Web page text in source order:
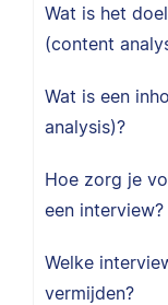
Wat is het
(content
Wat is een
analysis)?
Hoe zorg je
een interview?
Welke
vermijden?